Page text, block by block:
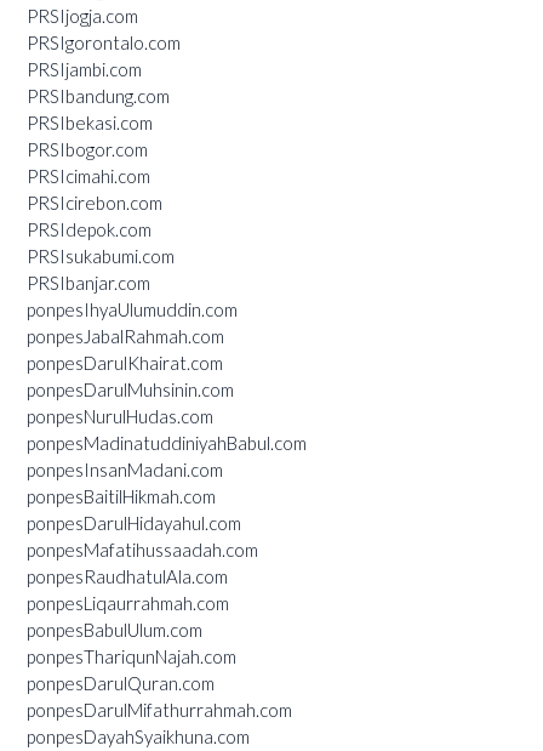
PRSIjogja.com
PRSIgorontalo.com
PRSIjambi.com
PRSIbandung.com
PRSIbekasi.com
PRSIbogor.com
PRSIcimahi.com
PRSIcirebon.com
PRSIdepok.com
PRSIsukabumi.com
PRSIbanjar.com
ponpesIhyaUlumuddin.com
ponpesJabalRahmah.com
ponpesDarulKhairat.com
ponpesDarulMuhsinin.com
ponpesNurulHudas.com
ponpesMadinatuddiniyahBabul.com
ponpesInsanMadani.com
ponpesBaitilHikmah.com
ponpesDarulHidayahul.com
ponpesMafatihussaadah.com
ponpesRaudhatulAla.com
ponpesLiqaurrahmah.com
ponpesBabulUlum.com
ponpesThariqunNajah.com
ponpesDarulQuran.com
ponpesDarulMifathurrahmah.com
ponpesDayahSyaikhuna.com